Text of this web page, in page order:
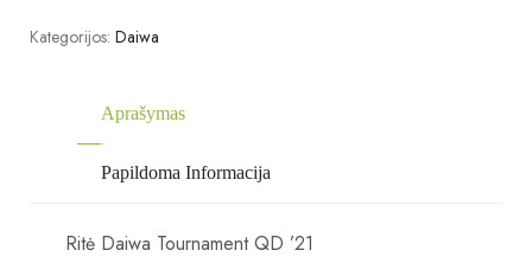
Kategorijos: Daiwa
Aprašymas
Papildoma Informacija
Ritė Daiwa Tournament QD ’21